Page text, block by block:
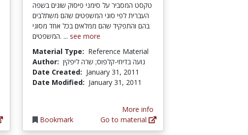
טקסט המסביר על סימני פיסוק שונים בשפה
העברית לפי סוגי המשפטים שהם משתלבים
בהם והתפקיד שהם ממלאים בכל אחד מסוגי
המשפטים. ... see more
Material Type: Reference Material
Author: נועה בדיחי-קלפוס; שרה ליפקין
Date Created: January 31, 2011
Date Modified: January 31, 2011
Bookmark
More info
Go to material